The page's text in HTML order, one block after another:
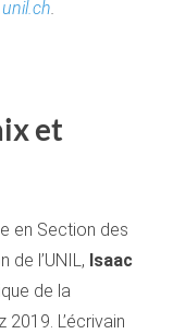
.
et
en Section des
de l’UNIL, Isaac
de la
L’écrivain